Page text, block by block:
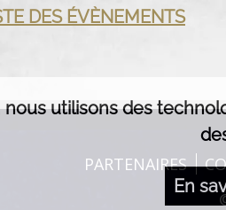
DES ÉVÈNEMENTS
PARTENAIRES
utilisons des
En